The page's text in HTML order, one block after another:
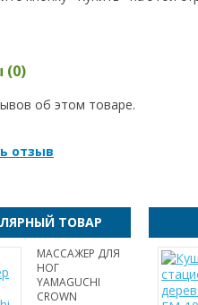
(0)
об этом товаре.
отзыв
ТОВАР
МАССАЖЕР ДЛЯ
НОГ
YAMAGUCHI
CROWN